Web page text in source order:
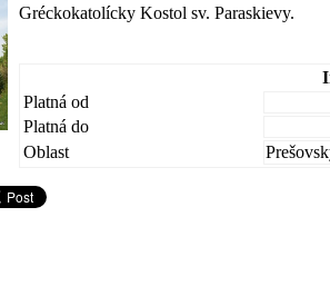
Gréckokatolícky Kostol sv. Paraskievy.
Platná od
Platná do
Oblast